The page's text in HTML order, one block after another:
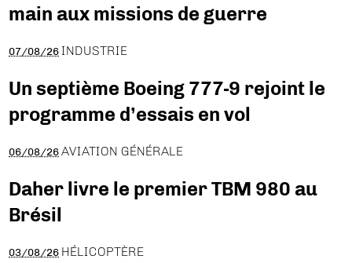
main aux missions de guerre
07/08/26 INDUSTRIE
Un septième Boeing 777-9 rejoint le
programme d’essais en vol
06/08/26 AVIATION GÉNÉRALE
Daher livre le premier TBM 980 au
Brésil
03/08/26 HÉLICOPTÈRE